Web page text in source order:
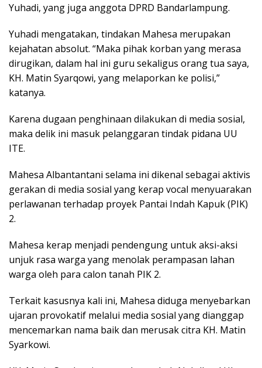
Yuhadi, yang juga anggota DPRD Bandarlampung.
Yuhadi mengatakan, tindakan Mahesa merupakan
kejahatan absolut. “Maka pihak korban yang merasa
dirugikan, dalam hal ini guru sekaligus orang tua saya,
KH. Matin Syarqowi, yang melaporkan ke polisi,”
katanya.
Karena dugaan penghinaan dilakukan di media sosial,
maka delik ini masuk pelanggaran tindak pidana UU
ITE.
Mahesa Albantantani selama ini dikenal sebagai aktivis
gerakan di media sosial yang kerap vocal menyuarakan
perlawanan terhadap proyek Pantai Indah Kapuk (PIK)
2.
Mahesa kerap menjadi pendengung untuk aksi-aksi
unjuk rasa warga yang menolak perampasan lahan
warga oleh para calon tanah PIK 2.
Terkait kasusnya kali ini, Mahesa diduga menyebarkan
ujaran provokatif melalui media sosial yang dianggap
mencemarkan nama baik dan merusak citra KH. Matin
Syarkowi.